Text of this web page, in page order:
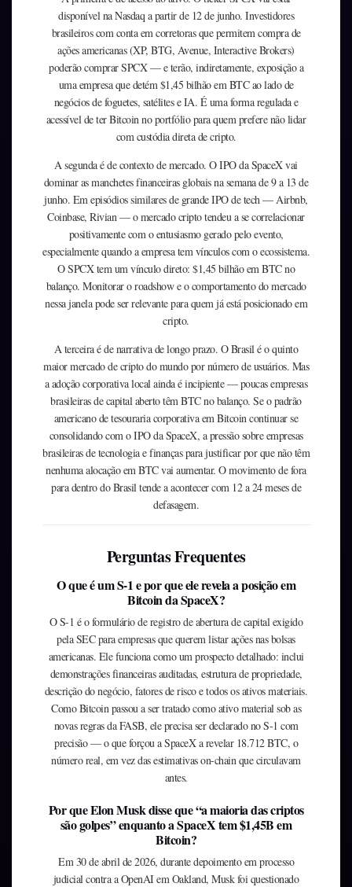
disponível na Nasdaq a partir de 12 de junho. Investidores
brasileiros com conta em corretoras que permitem compra de
ações americanas (XP, BTG, Avenue, Interactive Brokers)
poderão comprar SPCX — e terão, indiretamente, exposição a
uma empresa que detém $1,45 bilhão em BTC ao lado de
negócios de foguetes, satélites e IA. É uma forma regulada e
acessível de ter Bitcoin no portfólio para quem prefere não lidar
com custódia direta de cripto.
A segunda é de contexto de mercado. O IPO da SpaceX vai
dominar as manchetes financeiras globais na semana de 9 a 13 de
junho. Em episódios similares de grande IPO de tech — Airbnb,
Coinbase, Rivian — o mercado cripto tendeu a se correlacionar
positivamente com o entusiasmo gerado pelo evento,
especialmente quando a empresa tem vínculos com o ecossistema.
O SPCX tem um vínculo direto: $1,45 bilhão em BTC no
balanço. Monitorar o roadshow e o comportamento do mercado
nessa janela pode ser relevante para quem já está posicionado em
cripto.
A terceira é de narrativa de longo prazo. O Brasil é o quinto
maior mercado de cripto do mundo por número de usuários. Mas
a adoção corporativa local ainda é incipiente — poucas empresas
brasileiras de capital aberto têm BTC no balanço. Se o padrão
americano de tesouraria corporativa em Bitcoin continuar se
consolidando com o IPO da SpaceX, a pressão sobre empresas
brasileiras de tecnologia e finanças para justificar por que não têm
nenhuma alocação em BTC vai aumentar. O movimento de fora
para dentro do Brasil tende a acontecer com 12 a 24 meses de
defasagem.
Perguntas Frequentes
O que é um S-1 e por que ele revela a posição em
Bitcoin da SpaceX?
O S-1 é o formulário de registro de abertura de capital exigido
pela SEC para empresas que querem listar ações nas bolsas
americanas. Ele funciona como um prospecto detalhado: inclui
demonstrações financeiras auditadas, estrutura de propriedade,
descrição do negócio, fatores de risco e todos os ativos materiais.
Como Bitcoin passou a ser tratado como ativo material sob as
novas regras da FASB, ele precisa ser declarado no S-1 com
precisão — o que forçou a SpaceX a revelar 18.712 BTC, o
número real, em vez das estimativas on-chain que circulavam
antes.
Por que Elon Musk disse que “a maioria das criptos
são golpes” enquanto a SpaceX tem $1,45B em
Bitcoin?
Em 30 de abril de 2026, durante depoimento em processo
judicial contra a OpenAI em Oakland, Musk foi questionado